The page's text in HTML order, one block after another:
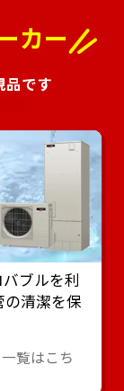
カー
品です
ブルを利
清潔を保
覧はこち